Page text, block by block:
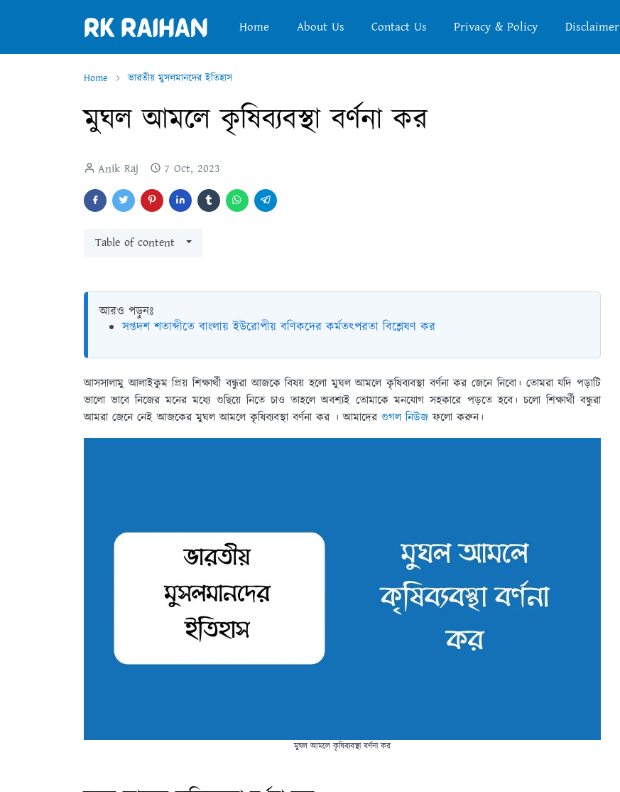
Home About Us Contact Us Privacy & Policy Disclaimer
Home ভারতীয় মুসলমানদের ইতিহাস
মুঘল আমলে কৃষিব্যবস্থা বর্ণনা কর
Anik Raj 7 Oct, 2023
Table of content
আরও পড়ুনঃ
সপ্তদশ শতাব্দীতে বাংলায় ইউরোপীয় বণিকদের কর্মতৎপরতা বিশ্লেষণ কর
আসসালামু আলাইকুম প্রিয় শিক্ষার্থী বন্ধুরা আজকে বিষয় হলো মুঘল আমলে কৃষিব্যবস্থা বর্ণনা কর জেনে নিবো। তোমরা যদি পড়াটি
ভালো ভাবে নিজের মনের মধ্যে গুছিয়ে নিতে চাও তাহলে অবশ্যই তোমাকে মনযোগ সহকারে পড়তে হবে। চলো শিক্ষার্থী বন্ধুরা
আমরা জেনে নেই আজকের মুঘল আমলে কৃষিব্যবস্থা বর্ণনা কর । আমাদের গুগল নিউজ ফলো করুন।
মুঘল আমলে কৃষিব্যবস্থা বর্ণনা কর